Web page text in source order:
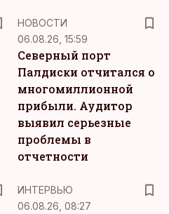
НОВОСТИ
06.08.26, 15:59
Северный порт
Палдиски отчитался о
многомиллионной
прибыли. Аудитор
выявил серьезные
проблемы в
отчетности
ИНТЕРВЬЮ
06.08.26, 08:27